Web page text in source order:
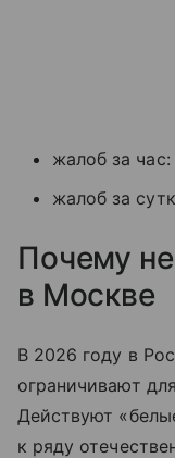
жалоб за час:
жалоб за
Почему
в Москве
В 2026 году в
ограничивают
Действуют
к ряду